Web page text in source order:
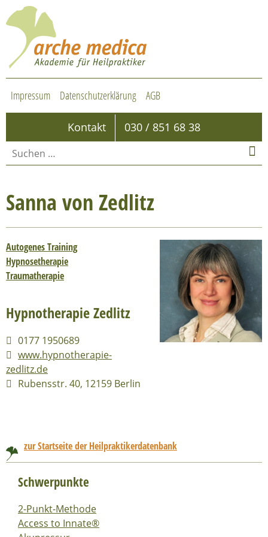
Impressum Datenschutzerklärung AGB
Kontakt 030 / 851 68 38
Sanna von Zedlitz
Autogenes Training
Hypnosetherapie
Traumatherapie
Hypnotherapie Zedlitz
0177 1950689
www.hypnotherapie-
zedlitz.de
Rubensstr. 40, 12159 Berlin
zur Startseite der Heilpraktikerdatenbank
Schwerpunkte
2-Punkt-Methode
Access to Innate®